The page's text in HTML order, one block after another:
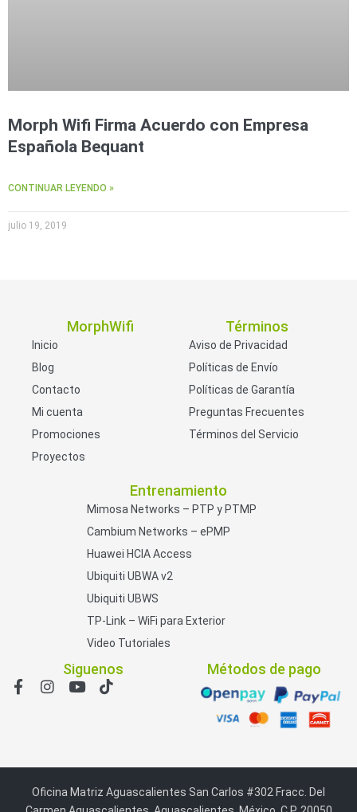
Morph Wifi Firma Acuerdo con Empresa
Española Bequant
CONTINUAR LEYENDO »
julio 19, 2019
MorphWifi
Inicio
Blog
Contacto
Mi cuenta
Promociones
Proyectos
Términos
Aviso de Privacidad
Políticas de Envío
Políticas de Garantía
Preguntas Frecuentes
Términos del Servicio
Entrenamiento
Mimosa Networks – PTP y PTMP
Cambium Networks – ePMP
Huawei HCIA Access
Ubiquiti UBWA v2
Ubiquiti UBWS
TP-Link – WiFi para Exterior
Video Tutoriales
Siguenos Métodos de pago
Oficina Matriz Aguascalientes San Carlos #302 Fracc. Del